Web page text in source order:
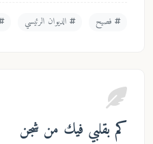
فصيح الديوان الرئيسي
كم بقلبي فيك من شجن